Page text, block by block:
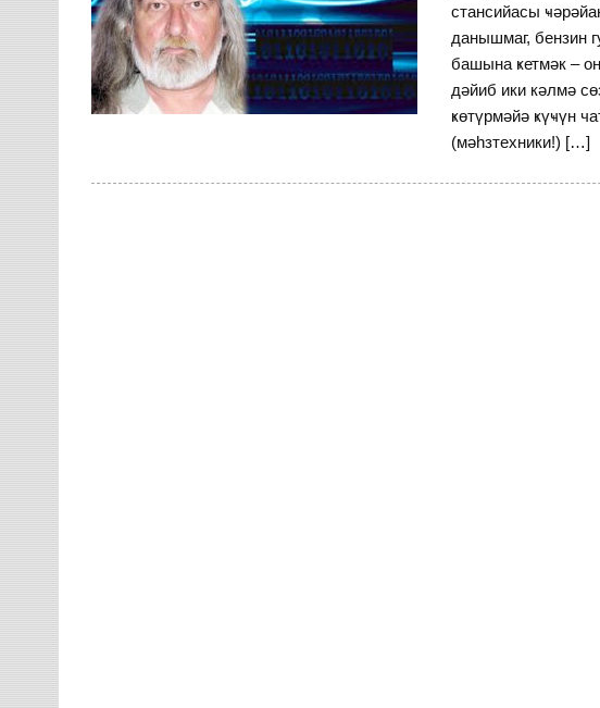
стансийасы
данышмаг, бензин
башына ҝетмәк –
дәйиб ики кәлмә
ҝөтүрмәйә ҝүҹүн
(мәһзтехники!) […]